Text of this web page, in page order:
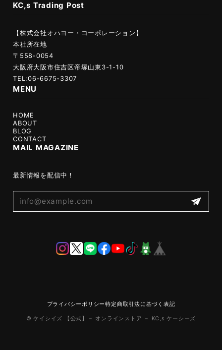
KC,s Trading Post
【株式会社オハヨー・コーポレーション】
本社所在地
〒558-0054
大阪府大阪市住吉区帝塚山東3-1-10
TEL:06-6675-3307
MENU
HOME
ABOUT
BLOG
CONTACT
MAIL MAGAZINE
最新情報を配信中！
プライバシーポリシー特定商取引法に基づく表記
© ケイシイズ 【公式】－ オンラインストア － KC,s ケーシーズ